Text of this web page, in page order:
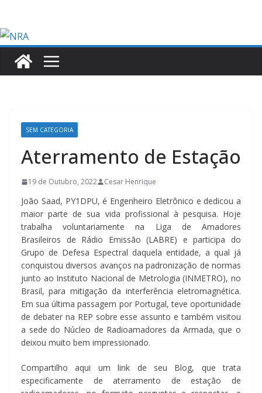
content
SEM CATEGORIA
Aterramento de Estação
19 de Outubro, 2022 Cesar Henrique
João Saad, PY1DPU, é Engenheiro Eletrônico e dedicou a
maior parte de sua vida profissional à pesquisa. Hoje
trabalha voluntariamente na Liga de Amadores
Brasileiros de Rádio Emissão (LABRE) e participa do
Grupo de Defesa Espectral daquela entidade, a qual já
conquistou diversos avanços na padronização de normas
junto ao Instituto Nacional de Metrologia (INMETRO), no
Brasil, para mitigação da interferência eletromagnética.
Em sua última passagem por Portugal, teve oportunidade
de debater na REP sobre esse assunto e também visitou
a sede do Núcleo de Radioamadores da Armada, que o
deixou muito bem impressionado.
Compartilho aqui um link de seu Blog, que trata
especificamente de aterramento de estação de